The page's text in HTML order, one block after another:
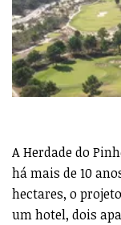
A Herdade do
há mais de 10
hectares, o
um hotel, dois